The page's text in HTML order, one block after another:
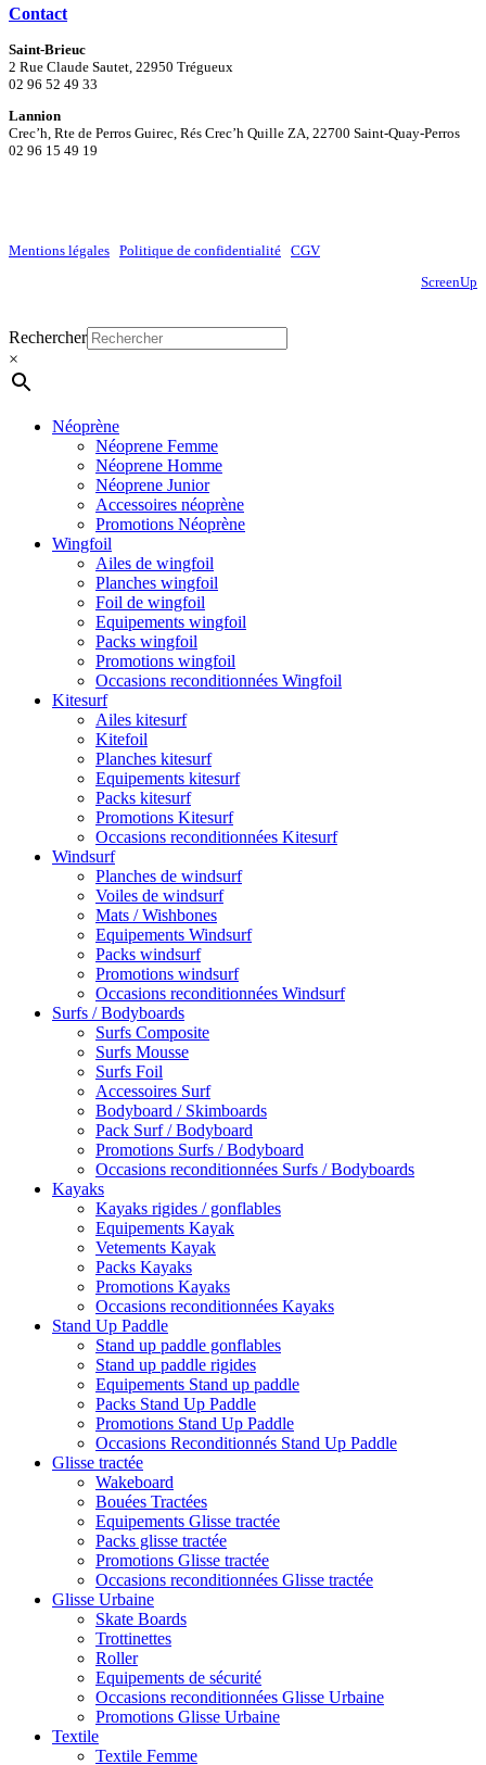
Contact
Saint-Brieuc
2 Rue Claude Sautet, 22950 Trégueux
02 96 52 49 33
Lannion
Crec’h, Rte de Perros Guirec, Rés Crec’h Quille ZA, 22700 Saint-Quay-Perros
02 96 15 49 19
Mentions légales Politique de confidentialité CGV
ScreenUp
Close
Menu
Rechercher
×
Néoprène
Néoprene Femme
Néoprene Homme
Néoprene Junior
Accessoires néoprène
Promotions Néoprène
Wingfoil
Ailes de wingfoil
Planches wingfoil
Foil de wingfoil
Equipements wingfoil
Packs wingfoil
Promotions wingfoil
Occasions reconditionnées Wingfoil
Kitesurf
Ailes kitesurf
Kitefoil
Planches kitesurf
Equipements kitesurf
Packs kitesurf
Promotions Kitesurf
Occasions reconditionnées Kitesurf
Windsurf
Planches de windsurf
Voiles de windsurf
Mats / Wishbones
Equipements Windsurf
Packs windsurf
Promotions windsurf
Occasions reconditionnées Windsurf
Surfs / Bodyboards
Surfs Composite
Surfs Mousse
Surfs Foil
Accessoires Surf
Bodyboard / Skimboards
Pack Surf / Bodyboard
Promotions Surfs / Bodyboard
Occasions reconditionnées Surfs / Bodyboards
Kayaks
Kayaks rigides / gonflables
Equipements Kayak
Vetements Kayak
Packs Kayaks
Promotions Kayaks
Occasions reconditionnées Kayaks
Stand Up Paddle
Stand up paddle gonflables
Stand up paddle rigides
Equipements Stand up paddle
Packs Stand Up Paddle
Promotions Stand Up Paddle
Occasions Reconditionnés Stand Up Paddle
Glisse tractée
Wakeboard
Bouées Tractées
Equipements Glisse tractée
Packs glisse tractée
Promotions Glisse tractée
Occasions reconditionnées Glisse tractée
Glisse Urbaine
Skate Boards
Trottinettes
Roller
Equipements de sécurité
Occasions reconditionnées Glisse Urbaine
Promotions Glisse Urbaine
Textile
Textile Femme